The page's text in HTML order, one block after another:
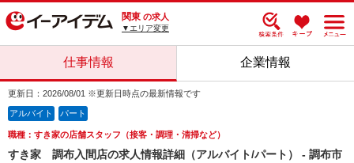
関東 の求人
▼エリア変更
仕事情報 企業情報
更新日：2026/08/01 ※更新日時点の最新情報です
アルバイト パート
職種：すき家の店舗スタッフ（接客・調理・清掃など）
すき家 調布入間店の求人情報詳細（アルバイト/パート） - 調布市